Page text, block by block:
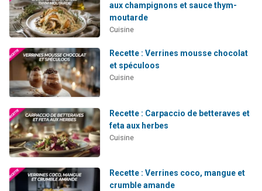
aux champignons et sauce thym-
moutarde
Cuisine
Recette : Verrines mousse chocolat
et spéculoos
Cuisine
Recette : Carpaccio de betteraves et
feta aux herbes
Cuisine
Recette : Verrines coco, mangue et
crumble amande